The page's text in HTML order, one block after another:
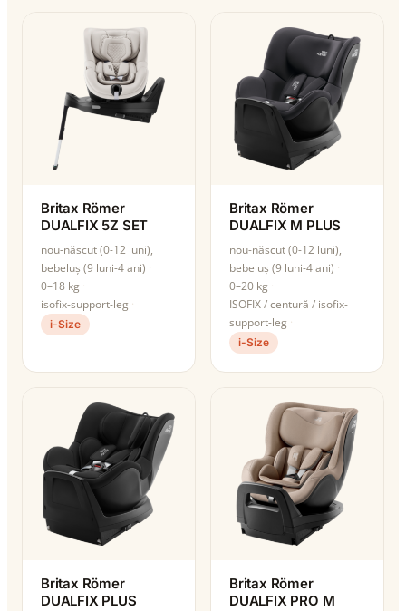
Britax Römer
DUALFIX 5Z SET
nou-născut (0-12 luni),
bebeluș (9 luni-4 ani)
0–18 kg
isofix-support-leg
i-Size
Britax Römer
DUALFIX M PLUS
nou-născut (0-12 luni),
bebeluș (9 luni-4 ani)
0–20 kg
ISOFIX / centură / isofix-
support-leg
i-Size
Britax Römer
DUALFIX PLUS
Britax Römer
DUALFIX PRO M